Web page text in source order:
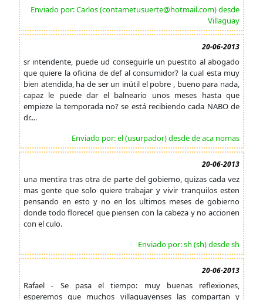
Enviado por: Carlos (contametusuerte@hotmail.com) desde
Villaguay
20-06-2013
sr intendente, puede ud conseguirle un puestito al abogado
que quiere la oficina de def al consumidor? la cual esta muy
bien atendida, ha de ser un inútil el pobre , bueno para nada,
capaz le puede dar el balneario unos meses hasta que
empieze la temporada no? se está recibiendo cada NABO de
dr....
Enviado por: el (usurpador) desde de aca nomas
20-06-2013
una mentira tras otra de parte del gobierno, quizas cada vez
mas gente que solo quiere trabajar y vivir tranquilos esten
pensando en esto y no en los ultimos meses de gobierno
donde todo florece! que piensen con la cabeza y no accionen
con el culo.
Enviado por: sh (sh) desde sh
20-06-2013
Rafael - Se pasa el tiempo: muy buenas reflexiones,
esperemos que muchos villaguayenses las compartan y